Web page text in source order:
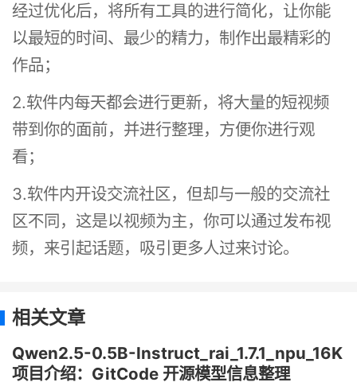
经过优化后，将所有工具的进行简化，让你能
以最短的时间、最少的精力，制作出最精彩的
作品；
2.软件内每天都会进行更新，将大量的短视频
带到你的面前，并进行整理，方便你进行观
看；
3.软件内开设交流社区，但却与一般的交流社
区不同，这是以视频为主，你可以通过发布视
频，来引起话题，吸引更多人过来讨论。
相关文章
Qwen2.5-0.5B-Instruct_rai_1.7.1_npu_16K
项目介绍：GitCode 开源模型信息整理